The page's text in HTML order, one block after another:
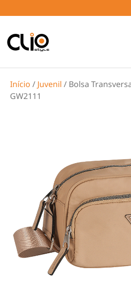
Início / Juvenil / Bolsa
GW2111